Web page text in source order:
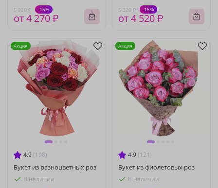
5 020 ₽ -15%
от 4 270 ₽
5 320 ₽ -15%
от 4 520 ₽
4.9 (198)
Букет из разноцветных роз
В наличии
Акция
4.9 (121)
Букет из фиолетовых роз
В наличии
Акция